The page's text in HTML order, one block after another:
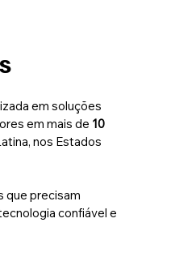
em soluções
em mais de 10
nos Estados
que precisam
confiável e